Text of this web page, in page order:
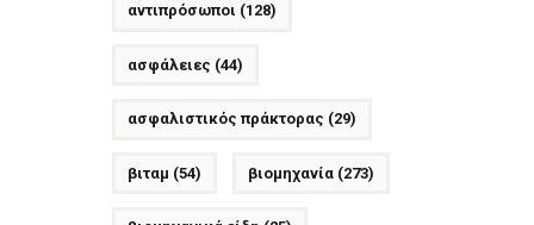
αντιπρόσωποι (128)
ασφάλειες (44)
ασφαλιστικός πράκτορας (29)
βιταμ (54) βιομηχανία(273)